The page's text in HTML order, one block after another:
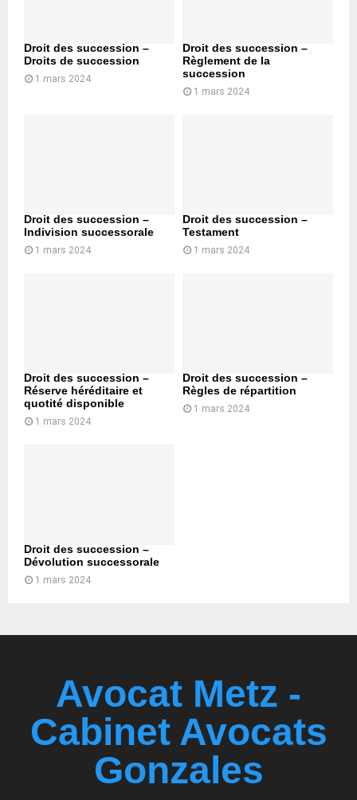
Droit des succession –
Droits de succession
1 mars 2024
Droit des succession –
Règlement de la
succession
1 mars 2024
Droit des succession –
Indivision successorale
1 mars 2024
Droit des succession –
Testament
1 mars 2024
Droit des succession –
Réserve héréditaire et
quotité disponible
1 mars 2024
Droit des succession –
Règles de répartition
1 mars 2024
Droit des succession –
Dévolution successorale
1 mars 2024
Avocat Metz -
Cabinet Avocats
Gonzales